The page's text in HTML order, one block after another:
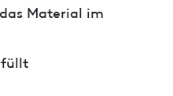
Material im